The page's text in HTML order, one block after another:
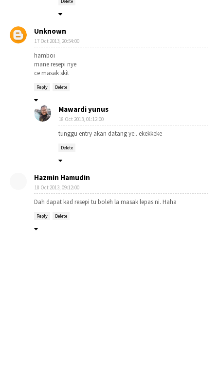
Unknown
17 Oct 2013, 20:54:00
hamboi
mane resepi nye
ce masak skit
Reply Delete
Mawardi yunus
18 Oct 2013, 01:12:00
tunggu entry akan datang ye.. ekekkeke
Delete
Hazmin Hamudin
18 Oct 2013, 09:12:00
Dah dapat kad resepi tu boleh la masak lepas ni. Haha
Reply Delete